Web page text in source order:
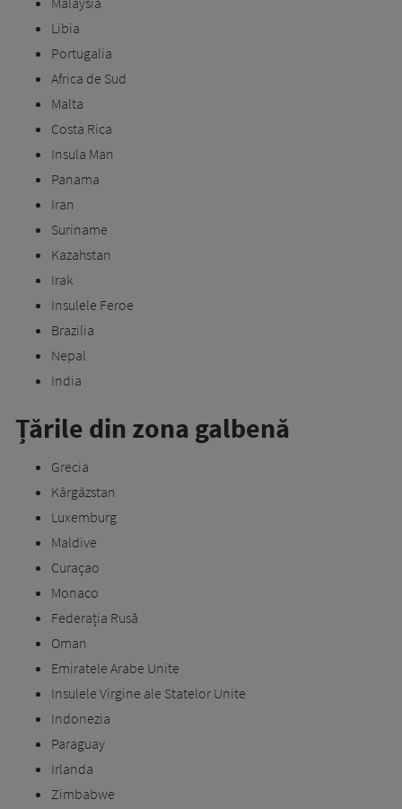
Libia
Portugalia
Africa de Sud
Malta
Costa Rica
Insula Man
Panama
Iran
Suriname
Kazahstan
Irak
Insulele Feroe
Brazilia
Nepal
India
Țările din zona galbenă
Grecia
Kârgâzstan
Luxemburg
Maldive
Curaçao
Monaco
Federația Rusă
Oman
Emiratele Arabe Unite
Insulele Virgine ale Statelor Unite
Indonezia
Paraguay
Irlanda
Zimbabwe